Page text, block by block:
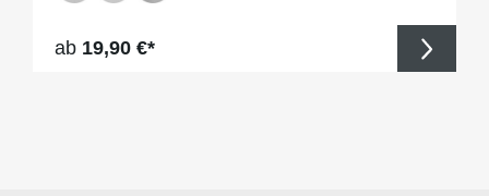
Regulärer Preis:
ab 19,90 €*